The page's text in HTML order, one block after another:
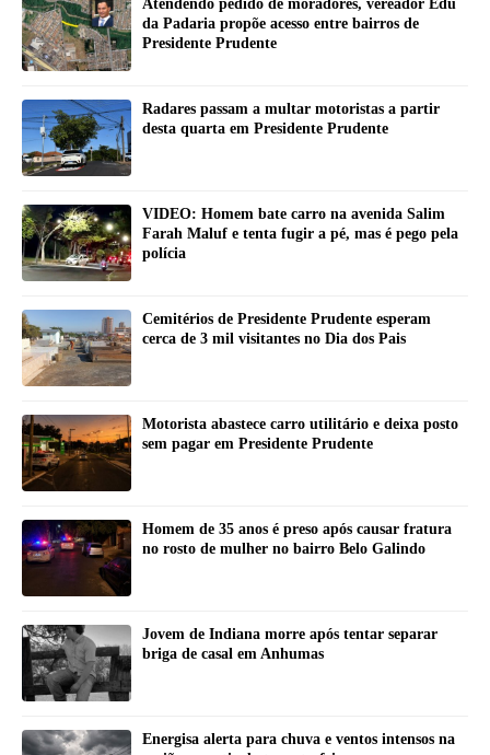
Atendendo pedido de moradores, vereador Edu
da Padaria propõe acesso entre bairros de
Presidente Prudente
Radares passam a multar motoristas a partir
desta quarta em Presidente Prudente
VIDEO: Homem bate carro na avenida Salim
Farah Maluf e tenta fugir a pé, mas é pego pela
polícia
Cemitérios de Presidente Prudente esperam
cerca de 3 mil visitantes no Dia dos Pais
Motorista abastece carro utilitário e deixa posto
sem pagar em Presidente Prudente
Homem de 35 anos é preso após causar fratura
no rosto de mulher no bairro Belo Galindo
Jovem de Indiana morre após tentar separar
briga de casal em Anhumas
Energisa alerta para chuva e ventos intensos na